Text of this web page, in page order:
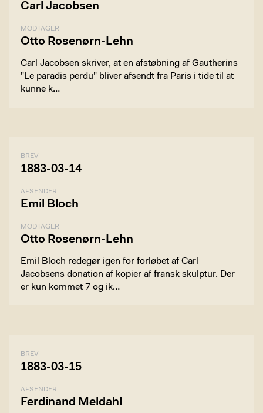
Carl Jacobsen
MODTAGER
Otto Rosenørn-Lehn
Carl Jacobsen skriver, at en afstøbning af Gautherins
"Le paradis perdu" bliver afsendt fra Paris i tide til at
kunne k…
BREV
1883-03-14
AFSENDER
Emil Bloch
MODTAGER
Otto Rosenørn-Lehn
Emil Bloch redegør igen for forløbet af Carl
Jacobsens donation af kopier af fransk skulptur. Der
er kun kommet 7 og ik…
BREV
1883-03-15
AFSENDER
Ferdinand Meldahl